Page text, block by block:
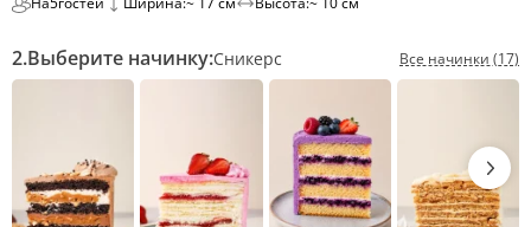
2.Выберите начинку:Сникерс Все начинки (17)